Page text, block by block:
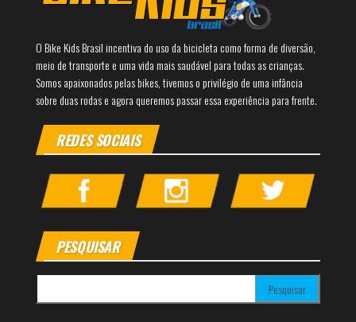
O Bike Kids Brasil incentiva do uso da bicicleta como forma de diversão,
meio de transporte e uma vida mais saudável para todas as crianças.
Somos apaixonados pelas bikes, tivemos o privilégio de uma infância
sobre duas rodas e agora queremos passar essa experiência para frente.
REDES SOCIAIS
PESQUISAR